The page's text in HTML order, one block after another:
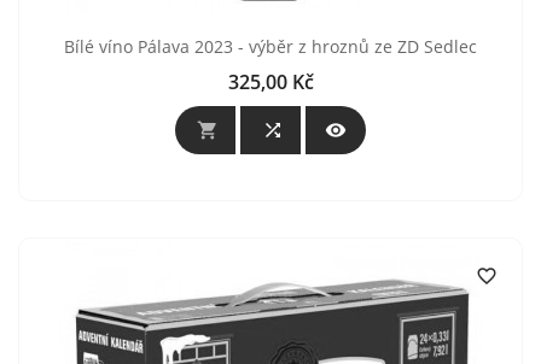
Bílé víno Pálava 2023 - výběr z hroznů ze ZD Sedlec
Cena
325,00 Kč
  
